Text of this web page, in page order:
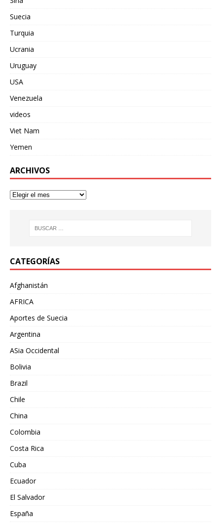
Suecia
Turquia
Ucrania
Uruguay
USA
Venezuela
videos
Viet Nam
Yemen
ARCHIVOS
CATEGORÍAS
Afghanistán
AFRICA
Aportes de Suecia
Argentina
ASia Occidental
Bolivia
Brazil
Chile
China
Colombia
Costa Rica
Cuba
Ecuador
El Salvador
España